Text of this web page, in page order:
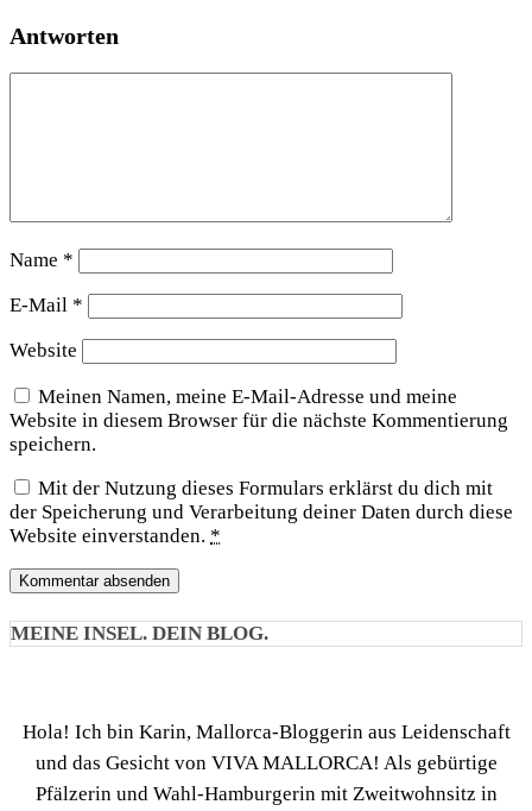
Antworten
Name *
E-Mail *
Website
Meinen Namen, meine E-Mail-Adresse und meine
Website in diesem Browser für die nächste Kommentierung
speichern.
Mit der Nutzung dieses Formulars erklärst du dich mit
der Speicherung und Verarbeitung deiner Daten durch diese
Website einverstanden. *
MEINE INSEL. DEIN BLOG.
Hola! Ich bin Karin, Mallorca-Bloggerin aus Leidenschaft
und das Gesicht von VIVA MALLORCA! Als gebürtige
Pfälzerin und Wahl-Hamburgerin mit Zweitwohnsitz in